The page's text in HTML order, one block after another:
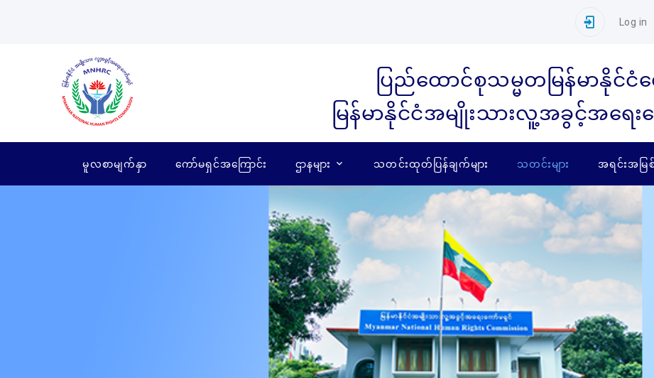
Log in
ပြည်ထောင်စုသမ္မတမြန်မာနိုင်ငံ
မြန်မာနိုင်ငံအမျိုးသားလူ့အခွင့်အရေး
မူလစာမျက်နှာ ကော်မရှင်အကြောင်း ဌာနများ သတင်းထုတ်ပြန်ချက်များ သတင်းများ အရင်းအမြစ်